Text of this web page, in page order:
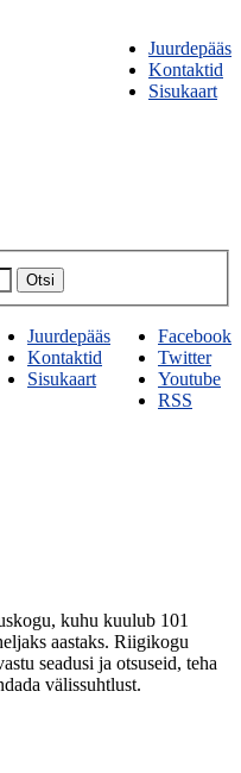
Juurdepääs
Kontaktid
Sisukaart
Otsi
Facebook
Twitter
Youtube
RSS
Juurdepääs
Kontaktid
Sisukaart
kuhu kuulub 101
aastaks. Riigikogu
seadusi ja otsuseid, teha
välissuhtlust.